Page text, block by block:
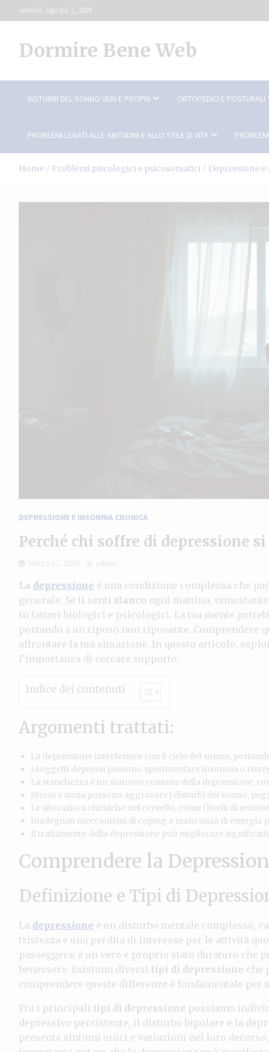
to
venerdì, Agosto 7, 2026
Dormire Bene Web
DISTURBI DEL SONNO VERI E PROPRI ORTOPEDICI E POSTURALI
PROBLEMI LEGATI ALLE ABITUDINI E ALLO STILE DI VITA
Home Problemi psicologici e psicosomatici Depressione
DEPRESSIONE E INSONNIA CRONICA
Perché chi soffre di depressione
Marzo 11, 2025 admin
La depressione è una condizione complessa che
generale. Se ti senti stanco ogni mattina,
in fattori biologici e psicologici. La tua mente
portando a un riposo non riposante. Comprendere
affrontare la tua situazione. In questo articolo,
l’importanza di cercare supporto.
Indice dei contenuti
Argomenti trattati:
La depressione interferisce con il ciclo del sonno,
I soggetti depressi possono sperimentare insonnia o
La stanchezza è un sintomo comune della depressione,
Stress e ansia possono aggravare i disturbi del sonno,
Le alterazioni chimiche nel cervello, come i livelli di
Inadeguati meccanismi di coping e mancanza di
Il trattamento della depressione può migliorare
Comprendere la
Definizione e Tipi di
La depressione è un disturbo mentale complesso,
tristezza e una perdita di interesse per le attività
passeggera; è un vero e proprio stato duraturo che
benessere. Esistono diversi tipi di depressione che
comprendere queste differenze è fondamentale per
Fra i principali tipi di depressione possiamo
depressivo persistente, il disturbo bipolare e la
presenta sintomi unici e variazioni nel loro